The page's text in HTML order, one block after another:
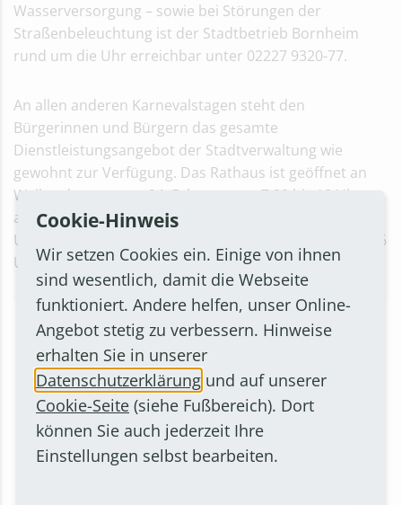
Wasserversorgung – sowie bei Störungen der
Straßenbeleuchtung ist der Stadtbetrieb Bornheim
rund um die Uhr erreichbar unter 02227 9320-77.
An allen anderen Karnevalstagen steht den
Bürgerinnen und Bürgern das gesamte
Dienstleistungsangebot der Stadtverwaltung wie
gewohnt zur Verfügung. Das Rathaus ist geöffnet an
Weiberdonnerstag, 24. Februar, von 7.30 bis 18 Uhr,
am Karnevalsfreitag, 25. Februar, von 7.30 bis 12.30
Uhr und am Karnevalsdienstag, 1. März, von 7.30 bis 16
Uhr.
Cookie-Hinweis
Wir setzen Cookies ein. Einige von ihnen
sind wesentlich, damit die Webseite
funktioniert. Andere helfen, unser Online-
Angebot stetig zu verbessern. Hinweise
erhalten Sie in unserer
Datenschutzerklärung und auf unserer
Cookie-Seite (siehe Fußbereich). Dort
können Sie auch jederzeit Ihre
Einstellungen selbst bearbeiten.